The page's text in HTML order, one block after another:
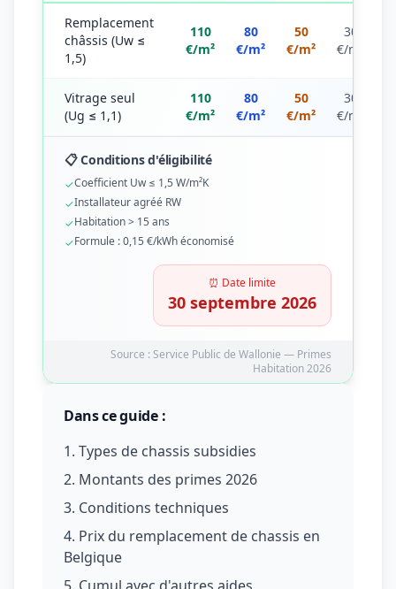
Remplacement
châssis (Uw ≤
1,5)
110
€/m²
80
€/m²
50
€/m²
30
€/m²
Vitrage seul
(Ug ≤ 1,1)
110
€/m²
80
€/m²
50
€/m²
30
€/m²
📋 Conditions d'éligibilité
✓Coefficient Uw ≤ 1,5 W/m²K
✓Installateur agréé RW
✓Habitation > 15 ans
✓Formule : 0,15 €/kWh économisé
⏰ Date limite
30 septembre 2026
Source : Service Public de Wallonie — Primes
Habitation 2026
Dans ce guide :
1. Types de chassis subsidies
2. Montants des primes 2026
3. Conditions techniques
4. Prix du remplacement de chassis en
Belgique